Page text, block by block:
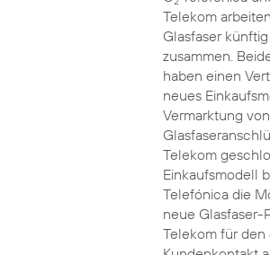
Telekom
Glasfaser
zusammen.
haben einen
neues
Vermarktung von
Telekom
Einkaufsmodell
Telefónica die
neue Glasfaser-
Telekom für den